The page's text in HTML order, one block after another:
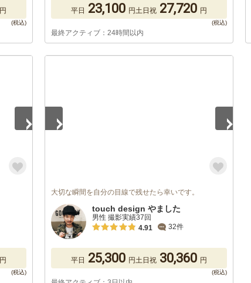
円 平日 23,100 円土日祝 27,720 円
最終アクティブ：24時間以内
円
大切な瞬間を自分の目線で残せたら幸いです。
touch design やました
男性 撮影実績37回
4.91
32件
平日 25,300 円土日祝 30,360 円